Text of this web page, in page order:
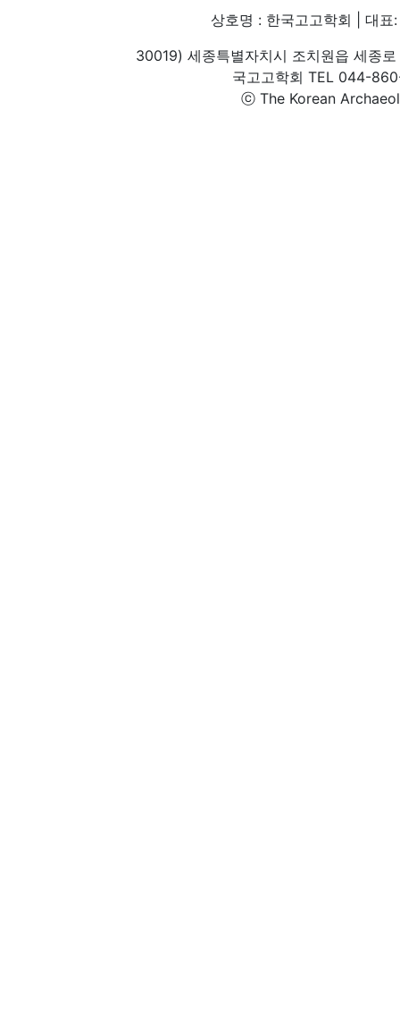
상호명 : 한국고고학회 | 대
30019) 세종특별자치시 조치원읍 세종
국고고학회 TEL 044-
ⓒ The Korean